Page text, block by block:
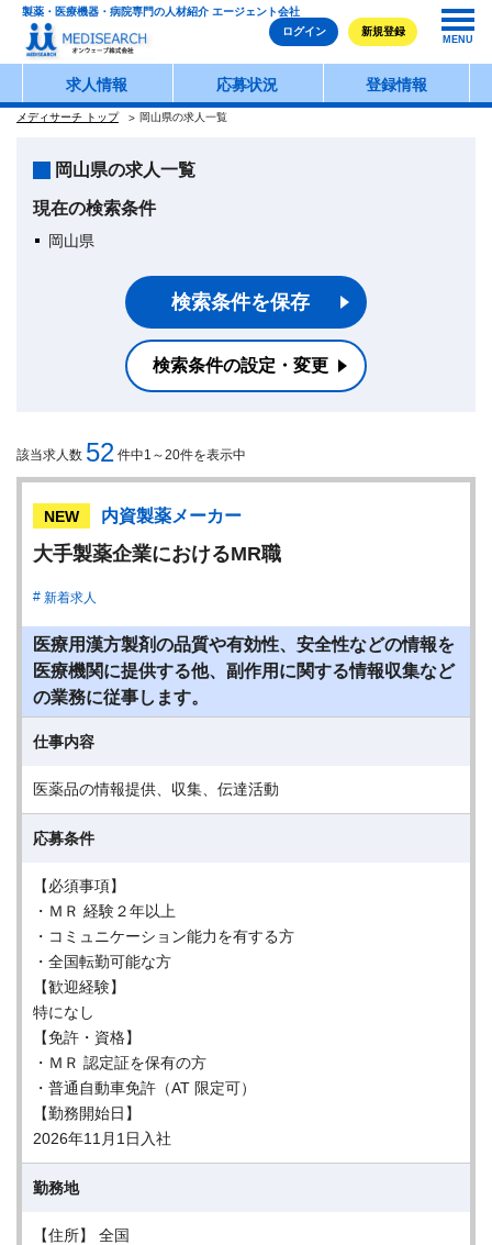
製薬・医療機器・病院専門の人材紹介 エージェント会社
ログイン
新規登録
MENU
求人情報 応募状況 登録情報
メディサーチ トップ 岡山県の求人一覧
岡山県の求人一覧
現在の検索条件
岡山県
検索条件を保存
検索条件の設定・変更
該当求人数 52 件中1～20件を表示中
NEW 内資製薬メーカー
大手製薬企業におけるMR職
新着求人
医療用漢方製剤の品質や有効性、安全性などの情報を
医療機関に提供する他、副作用に関する情報収集など
の業務に従事します。
仕事内容
医薬品の情報提供、収集、伝達活動
応募条件
【必須事項】
・ＭＲ 経験２年以上
・コミュニケーション能力を有する方
・全国転勤可能な方
【歓迎経験】
特になし
【免許・資格】
・ＭＲ 認定証を保有の方
・普通自動車免許（AT 限定可）
【勤務開始日】
2026年11月1日入社
勤務地
【住所】 全国